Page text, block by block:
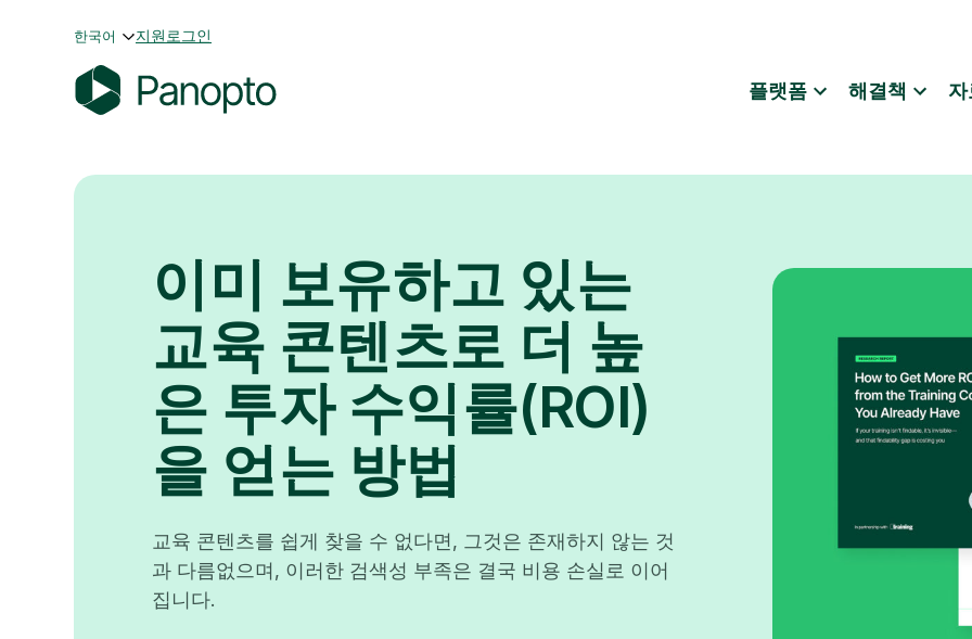
한국어 지원 로그인
n
플랫폼 해결책 자
이미 보유하고 있는
교육 콘텐츠로 더 높
은 투자 수익률(ROI)
을 얻는 방법
교육 콘텐츠를 쉽게 찾을 수 없다면, 그것은 존재하지 않는 것
과 다름없으며, 이러한 검색성 부족은 결국 비용 손실로 이어
집니다.